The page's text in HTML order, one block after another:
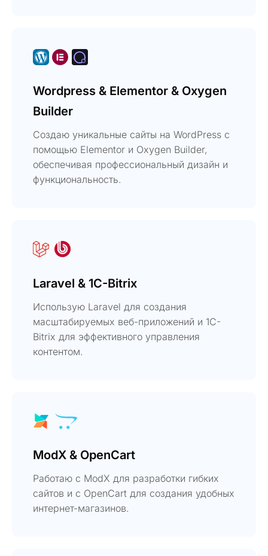
Wordpress & Elementor & Oxygen
Builder
Создаю уникальные сайты на WordPress с
помощью Elementor и Oxygen Builder,
обеспечивая профессиональный дизайн и
функциональность.
Laravel & 1C-Bitrix
Использую Laravel для создания
масштабируемых веб-приложений и 1C-
Bitrix для эффективного управления
контентом.
ModX & OpenCart
Работаю с ModX для разработки гибких
сайтов и с OpenCart для создания удобных
интернет-магазинов.